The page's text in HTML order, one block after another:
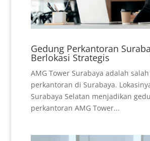
Gedung Perkantoran
Berlokasi Strategis
AMG Tower Surabaya adalah
perkantoran di Surabaya.
Surabaya Selatan menjadikan
perkantoran AMG Tower...